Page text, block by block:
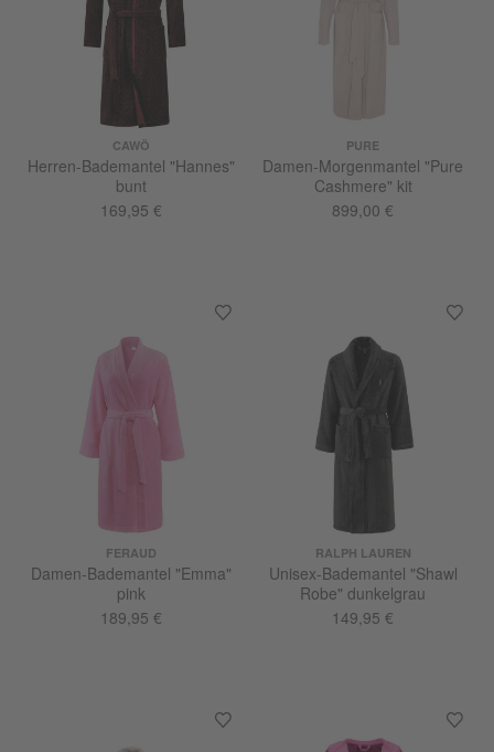
CAWÖ
Herren-Bademantel "Hannes"
bunt
169,95 €
PURE
Damen-Morgenmantel "Pure
Cashmere" kit
899,00 €
FERAUD
Damen-Bademantel "Emma"
pink
189,95 €
RALPH LAUREN
Unisex-Bademantel "Shawl
Robe" dunkelgrau
149,95 €